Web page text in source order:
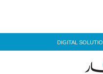
DIGITAL